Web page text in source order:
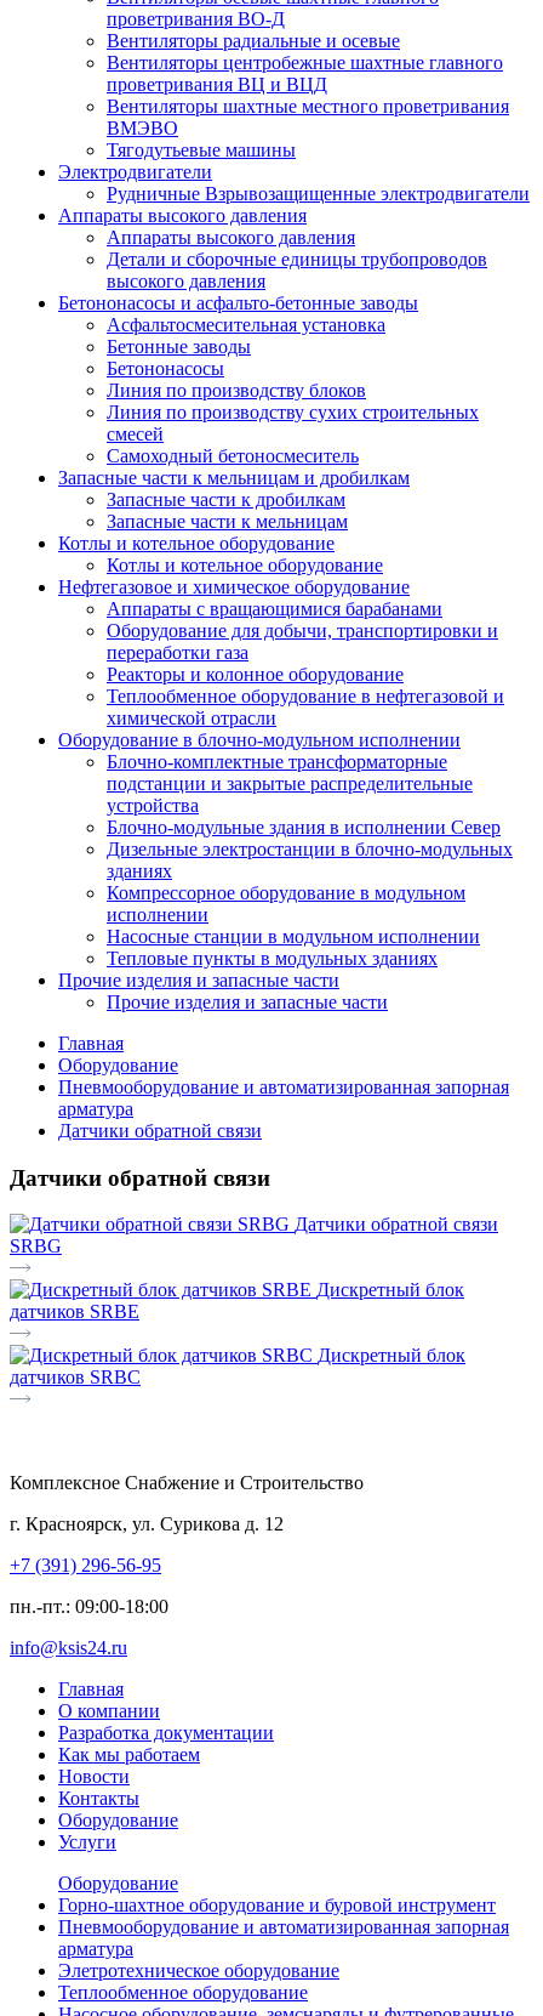
проветривания ВО-Д
Вентиляторы радиальные и осевые
Вентиляторы центробежные шахтные главного
проветривания ВЦ и ВЦД
Вентиляторы шахтные местного проветривания
ВМЭВО
Тягодутьевые машины
Электродвигатели
Рудничные Взрывозащищенные электродвигатели
Аппараты высокого давления
Аппараты высокого давления
Детали и сборочные единицы трубопроводов
высокого давления
Бетононасосы и асфальто-бетонные заводы
Асфальтосмесительная установка
Бетонные заводы
Бетононасосы
Линия по производству блоков
Линия по производству сухих строительных
смесей
Самоходный бетоносмеситель
Запасные части к мельницам и дробилкам
Запасные части к дробилкам
Запасные части к мельницам
Котлы и котельное оборудование
Котлы и котельное оборудование
Нефтегазовое и химическое оборудование
Аппараты с вращающимися барабанами
Оборудование для добычи, транспортировки и
переработки газа
Реакторы и колонное оборудование
Теплообменное оборудование в нефтегазовой и
химической отрасли
Оборудование в блочно-модульном исполнении
Блочно-комплектные трансформаторные
подстанции и закрытые распределительные
устройства
Блочно-модульные здания в исполнении Север
Дизельные электростанции в блочно-модульных
зданиях
Компрессорное оборудование в модульном
исполнении
Насосные станции в модульном исполнении
Тепловые пункты в модульных зданиях
Прочие изделия и запасные части
Прочие изделия и запасные части
Главная
Оборудование
Пневмооборудование и автоматизированная запорная
арматура
Датчики обратной связи
Датчики обратной связи
Датчики обратной связи
SRBG
Дискретный блок
датчиков SRBE
Дискретный блок
датчиков SRBС
Комплексное Снабжение и Строительство
г. Красноярск, ул. Сурикова д. 12
+7 (391) 296-56-95
пн.-пт.: 09:00-18:00
info@ksis24.ru
Главная
О компании
Разработка документации
Как мы работаем
Новости
Контакты
Оборудование
Услуги
Оборудование
Горно-шахтное оборудование и буровой инструмент
Пневмооборудование и автоматизированная запорная
арматура
Элетротехническое оборудование
Теплообменное оборудование